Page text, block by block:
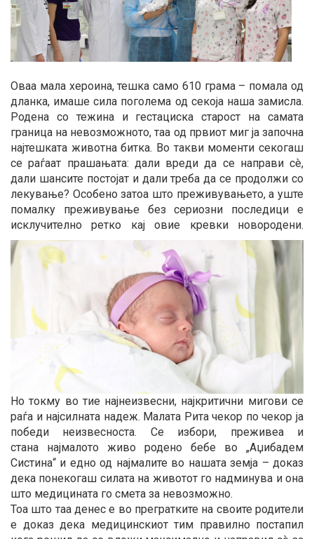
Оваа мала хероина, тешка само 610 грама – помала од
дланка, имаше сила поголема од секоја наша замисла.
Родена со тежина и гестациска старост на самата
граница на невозможното, таа од првиот миг ја започна
најтешката животна битка. Во такви моменти секогаш
се раѓаат прашањата: дали вреди да се направи сè,
дали шансите постојат и дали треба да се продолжи со
лекување? Особено затоа што преживувањето, а уште
помалку преживување без сериозни последици е
исклучително ретко кај овие кревки новородени.
Но токму во тие најнеизвесни, најкритични мигови се
раѓа и најсилната надеж. Малата Рита чекор по чекор ја
победи неизвесноста. Се избори, преживеа и
стана најмалото живо родено бебе во „Аџибадем
Систина“ и едно од најмалите во нашата земја – доказ
дека понекогаш силата на животот го надминува и она
што медицината го смета за невозможно.
Тоа што таа денес е во прегратките на своите родители
е доказ дека медицинскиот тим правилно постапил